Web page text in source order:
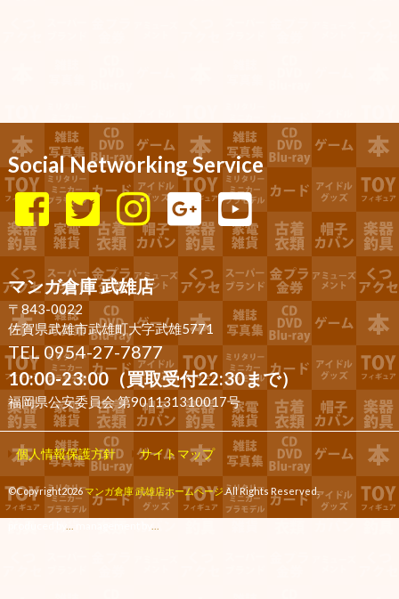
Social Networking Service
マンガ倉庫 武雄店
〒843-0022
佐賀県武雄市武雄町大字武雄5771
TEL 0954-27-7877
10:00-23:00（買取受付22:30まで）
福岡県公安委員会 第901131310017号
個人情報保護方針 サイトマップ
©Copyright2026マンガ倉庫 武雄店ホームページ .All Rights Reserved.
... ...